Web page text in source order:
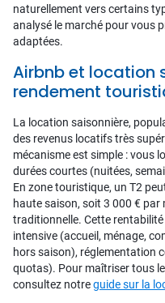
naturellement vers certains
analysé le marché pour vous
adaptées.
Airbnb et location
rendement
La location saisonnière,
des revenus locatifs très
mécanisme est simple : vous
durées courtes (nuitées,
En zone touristique, un T2
haute saison, soit 3 000 € par
traditionnelle. Cette
intensive (accueil, ménage,
hors saison), réglementation
quotas). Pour maîtriser tous
consultez notreguide sur la